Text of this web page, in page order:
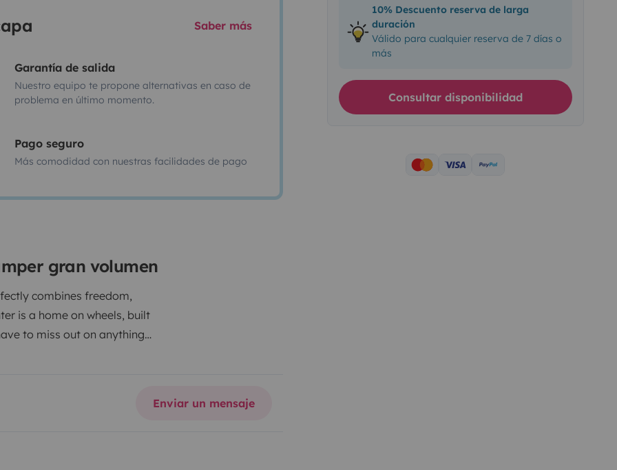
Saber más
Garantía de salida
Nuestro equipo te propone alternativas en caso de
problema en último momento.
Pago seguro
Más comodidad con nuestras facilidades de pago
gran volumen
is a home on wheels, built
to miss out on anything
room layout make our small
Enviar un mensaje
10% Descuento reserva de larga
duración
Válido para cualquier reserva de 7 días o
más
Consultar disponibilidad